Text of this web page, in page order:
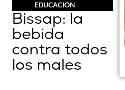
EDUCACIÓN
Bissap: la
bebida
contra todos
los males